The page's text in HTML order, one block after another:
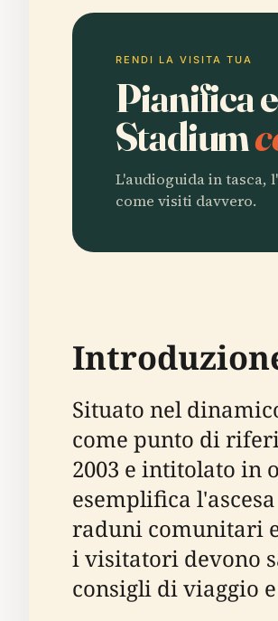
RENDI LA VISITA TUA
Pianifica
Stadium
L'audioguida in tasca,
come visiti davvero.
Situato nel
come punto di
2003 e intitolato in
esemplifica
raduni comunitari
i visitatori devono
consigli di viaggio